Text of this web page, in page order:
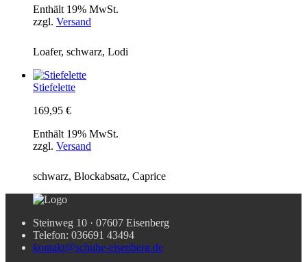
war:
169,95 €
ist:
Enthält 19% MwSt.
zzgl. Versand
Loafer, schwarz, Lodi
Stiefelette
169,95 €
Enthält 19% MwSt.
zzgl. Versand
schwarz, Blockabsatz, Caprice
Steinweg 10 · 07607 Eisenberg
Telefon: 036691 43494
kontakt@schuhe-eisenberg.de